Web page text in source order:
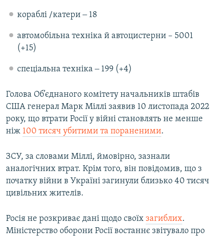
кораблі /катери ‒ 18
автомобільна техніка й автоцистерни – 5001
(+15)
спеціальна техніка ‒ 199 (+4)
Голова Об’єднаного комітету начальників штабів
США генерал Марк Міллі заявив 10 листопада 2022
року, що втрати Росії у війні становлять не менше
ніж 100 тисяч убитими та пораненими.
ЗСУ, за словами Міллі, ймовірно, зазнали
аналогічних втрат. Крім того, він повідомив, що з
початку війни в Україні загинули близько 40 тисяч
цивільних жителів.
Росія не розкриває дані щодо своїх загиблих.
Міністерство оборони Росії востаннє звітувало про